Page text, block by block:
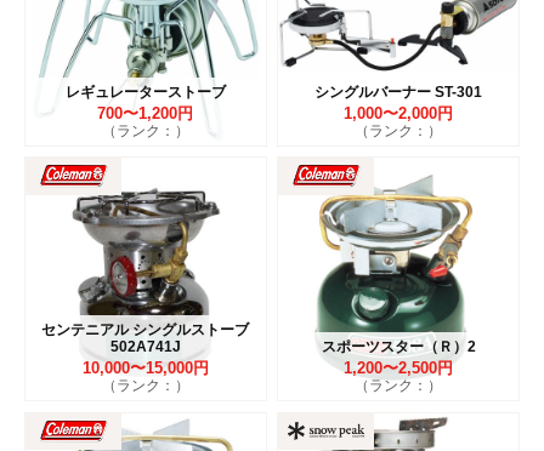
レギュレーターストーブ
700〜1,200円
（ランク：）
シングルバーナー ST-301
1,000〜2,000円
（ランク：）
センテニアル シングルストーブ
502A741J
10,000〜15,000円
（ランク：）
スポーツスター（Ｒ）2
1,200〜2,500円
（ランク：）